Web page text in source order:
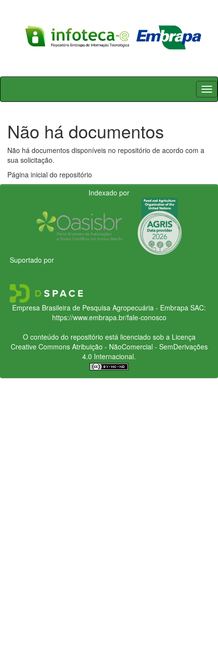
Skip
Não há documentos
Não há documentos disponíveis no repositório de acordo com a
sua solicitação.
Página inicial do repositório
Indexado por
Suportado por
Empresa Brasileira de Pesquisa Agropecuária - Embrapa SAC:
https://www.embrapa.br/fale-conosco
O conteúdo do repositório está licenciado sob a Licença
Creative CommonsAtribuição - NãoComercial - SemDerivações
4.0 Internacional.